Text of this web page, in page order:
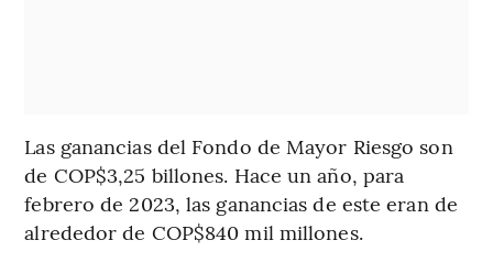
Las ganancias del Fondo de Mayor Riesgo son
de COP$3,25 billones. Hace un año, para
febrero de 2023, las ganancias de este eran de
alrededor de COP$840 mil millones.